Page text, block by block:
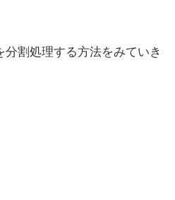
分割処理する方法をみていき